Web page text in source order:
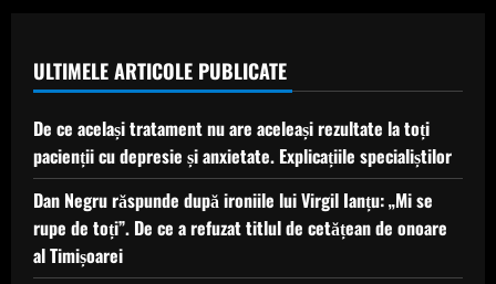
ULTIMELE ARTICOLE PUBLICATE
De ce același tratament nu are aceleași rezultate la toți
pacienții cu depresie și anxietate. Explicațiile specialiștilor
Dan Negru răspunde după ironiile lui Virgil Ianțu: „Mi se
rupe de toți”. De ce a refuzat titlul de cetățean de onoare
al Timișoarei